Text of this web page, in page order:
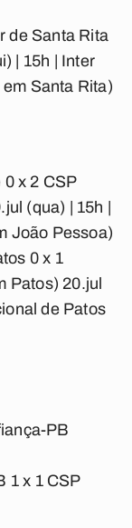
de Santa Rita
| 15h | Inter
Santa Rita)
x 2 CSP
(qua) | 15h |
João Pessoa)
0 x 1
Patos) 20.jul
de Patos
PB
1 x 1 CSP